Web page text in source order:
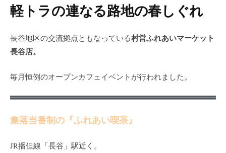
軽トラの連なる路地の春しぐれ
長谷地区の交流拠点ともなっている村営ふれあいマーケット
長谷店。
毎月恒例のオープンカフェイベントが行われました。
集落当番制の『ふれあい喫茶』
JR播但線「長谷」駅近く。